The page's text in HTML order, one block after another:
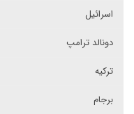
اسرائیل
دونالد ترامپ
ترکیه
برجام